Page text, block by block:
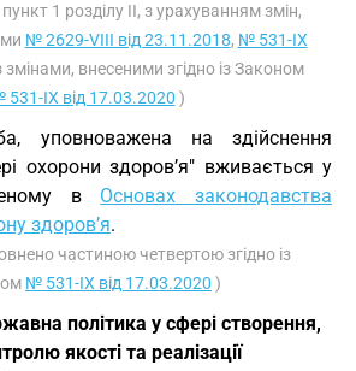
1 розділу II, з урахуванням змін,
№ 2629-VIII від 23.11.2018, № 531-IX
змінами, внесеними згідно із Законом
531-IX від 17.03.2020 )
уповноважена на здійснення
охорони здоров’я" вживається у
в Основах законодавства
здоров’я.
частиною четвертою згідно із
№ 531-IX від 17.03.2020 )
політика у сфері створення,
якості та реалізації